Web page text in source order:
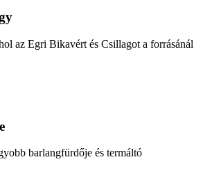
az Egri Bikavért és Csillagot a forrásánál
barlangfürdője és termáltó